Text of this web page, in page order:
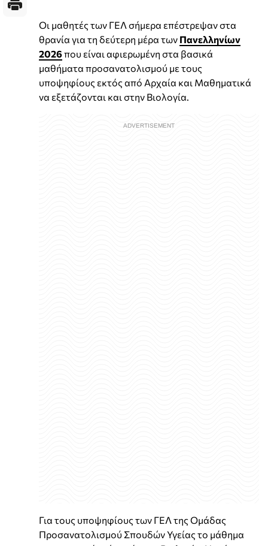
Oι μαθητές των ΓΕΛ σήμερα επέστρεψαν στα
θρανία για τη δεύτερη μέρα των Πανελληνίων
2026που είναι αφιερωμένη στα βασικά
μαθήματα προσανατολισμού με τους
υποψηφίους εκτός από Αρχαία και Μαθηματικά
να εξετάζονται και στην Βιολογία.
Για τους υποψηφίους των ΓΕΛ της Ομάδας
Προσανατολισμού Σπουδών Υγείας το μάθημα